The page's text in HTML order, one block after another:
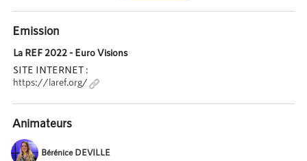
Emission
La REF 2022 - Euro Visions
SITE INTERNET :
https://laref.org/
Animateurs
Bérénice DEVILLE